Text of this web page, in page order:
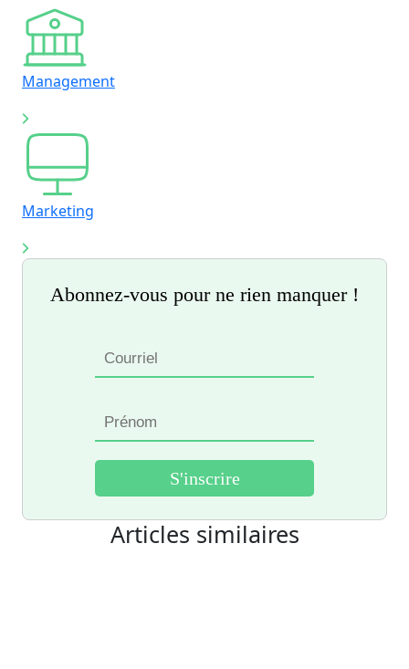
Management
Marketing
Abonnez-vous pour ne rien manquer !
Articles similaires